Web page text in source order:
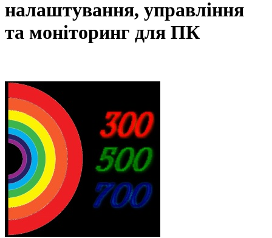
налаштування, управління
та моніторинг для ПК